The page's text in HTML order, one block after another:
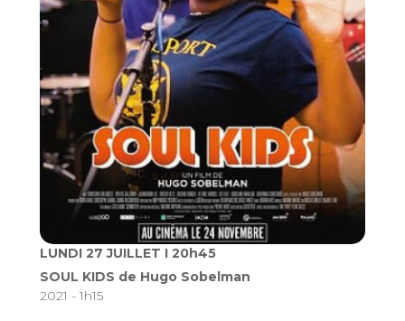
LUNDI 27 JUILLET I 20h45
SOUL KIDS de Hugo Sobelman
2021 - 1h15